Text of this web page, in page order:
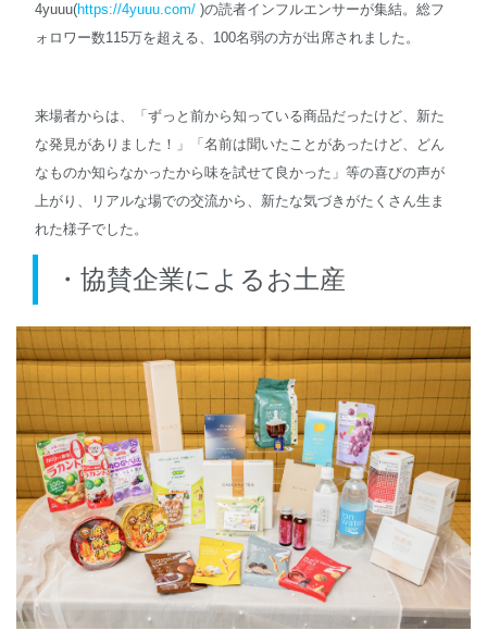
4yuuu(https://4yuuu.com/)の読者インフルエンサーが集結。総フ
ォロワー数115万を超える、100名弱の方が出席されました。
来場者からは、「ずっと前から知っている商品だったけど、新た
な発見がありました！」「名前は聞いたことがあったけど、どん
なものか知らなかったから味を試せて良かった」等の喜びの声が
上がり、リアルな場での交流から、新たな気づきがたくさん生ま
れた様子でした。
・協賛企業によるお土産